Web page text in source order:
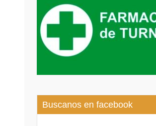
Buscanos en facebook